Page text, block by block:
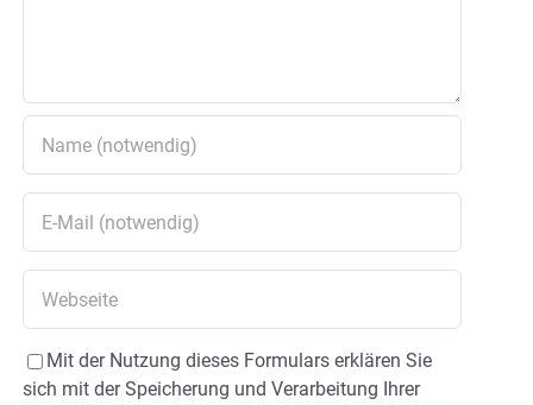
Mit der Nutzung dieses Formulars erklären Sie
sich mit der Speicherung und Verarbeitung Ihrer